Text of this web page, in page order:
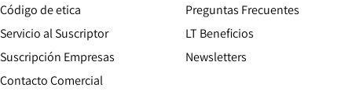
Código de etica Opens in new window
Servicio al Suscriptor
Suscripción Empresas
Contacto Comercial
Preguntas Frecuentes
LT Beneficios
Newsletters